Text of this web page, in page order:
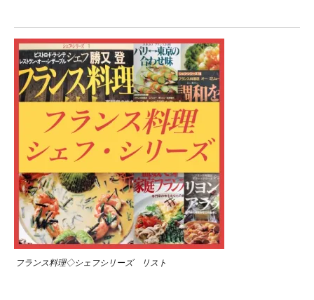
フランス料理◇シェフシリーズ リスト